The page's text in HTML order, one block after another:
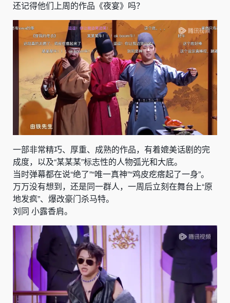
还记得他们上周的作品《夜宴》吗？
一部非常精巧、厚重、成熟的作品，有着媲美话剧的完
成度，以及“某某某”标志性的人物弧光和大底。
当时弹幕都在说“绝了”“唯一真神”“鸡皮疙瘩起了一身”。
万万没有想到，还是同一群人，一周后立刻在舞台上“原
地发疯”、爆改豪门杀马特。
刘同 小露香肩。